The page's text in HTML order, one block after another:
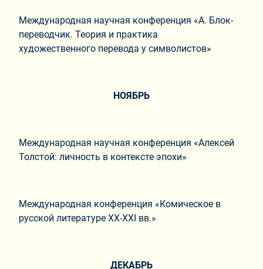
Международная научная конференция «А. Блок-
переводчик. Теория и практика
художественного перевода у символистов»
НОЯБРЬ
Международная научная конференция «Алексей
Толстой: личность в контексте эпохи»
Международная конференция «Комическое в
русской литературе ХХ-ХХI вв.»
ДЕКАБРЬ